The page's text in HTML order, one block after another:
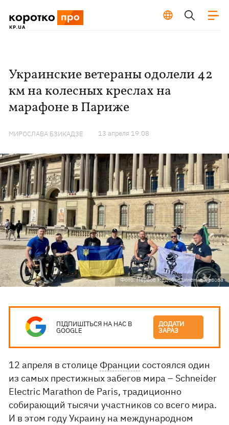
Украинские ветераны одолели 42
км на колесных креслах на
марафоне в Париже
МИРОСЛАВА БЗИКАДЗЕ 13 апреля 19:08
Фото: Первое медобъединение Львова
ПІДПИШІТЬСЯ НА НАС В
GOOGLE
ДОДАТИ
ЗАРАЗ
12 апреля в столице Франции состоялся один
из самых престижных забегов мира – Schneider
Electric Marathon de Paris, традиционно
собирающий тысячи участников со всего мира.
И в этом году Украину на международном